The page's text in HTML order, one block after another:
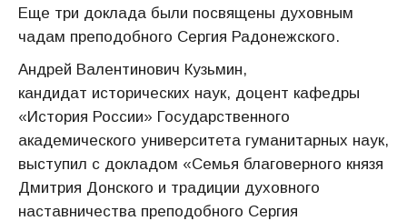
Еще три доклада были посвящены духовным
чадам преподобного Сергия Радонежского.
Андрей Валентинович Кузьмин,
кандидат исторических наук, доцент кафедры
«История России» Государственного
академического университета гуманитарных наук,
выступил с докладом «Семья благоверного князя
Дмитрия Донского и традиции духовного
наставничества преподобного Сергия